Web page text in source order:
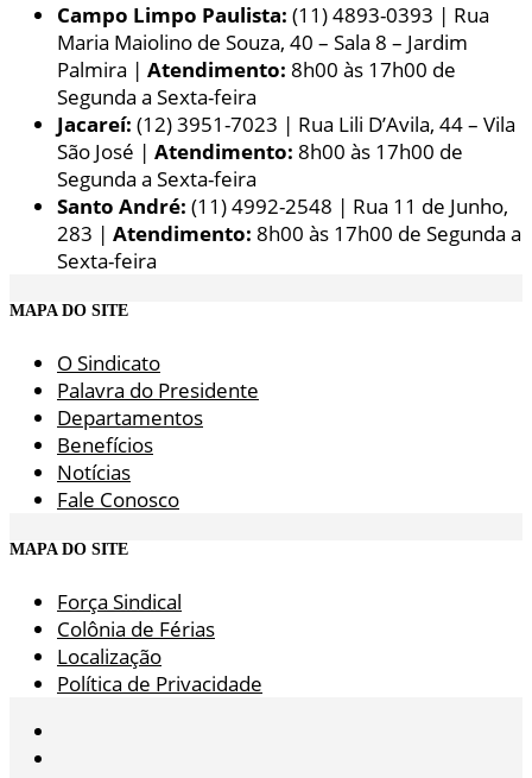
Campo Limpo Paulista: (11) 4893-0393 | Rua
Maria Maiolino de Souza, 40 – Sala 8 – Jardim
Palmira | Atendimento: 8h00 às 17h00 de
Segunda a Sexta-feira
Jacareí: (12) 3951-7023 | Rua Lili D’Avila, 44 – Vila
São José | Atendimento: 8h00 às 17h00 de
Segunda a Sexta-feira
Santo André: (11) 4992-2548 | Rua 11 de Junho,
283 | Atendimento: 8h00 às 17h00 de Segunda a
Sexta-feira
MAPA DO SITE
O Sindicato
Palavra do Presidente
Departamentos
Benefícios
Notícias
Fale Conosco
MAPA DO SITE
Força Sindical
Colônia de Férias
Localização
Política de Privacidade